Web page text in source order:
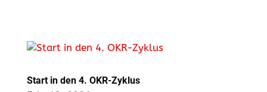
Start in den 4. OKR-Zyklus